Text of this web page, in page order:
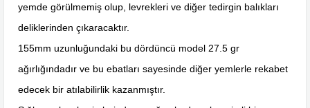
yemde görülmemiş olup, levrekleri ve diğer tedirgin balıkları
deliklerinden çıkaracaktır.
155mm uzunluğundaki bu dördüncü model 27.5 gr
ağırlığındadır ve bu ebatları sayesinde diğer yemlerle rekabet
edecek bir atılabilirlik kazanmıştır.